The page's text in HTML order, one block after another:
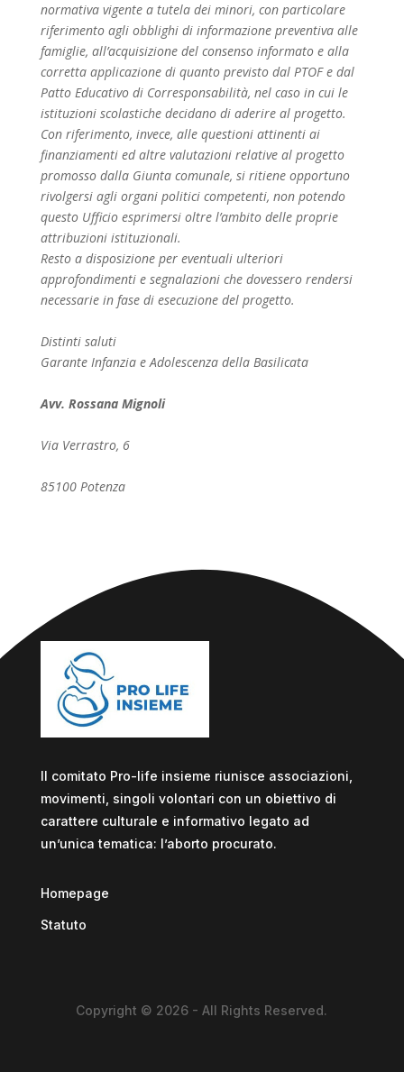
normativa vigente a tutela dei minori, con particolare
riferimento agli obblighi di informazione preventiva alle
famiglie, all’acquisizione del consenso informato e alla
corretta applicazione di quanto previsto dal PTOF e dal
Patto Educativo di Corresponsabilità, nel caso in cui le
istituzioni scolastiche decidano di aderire al progetto.
Con riferimento, invece, alle questioni attinenti ai
finanziamenti ed altre valutazioni relative al progetto
promosso dalla Giunta comunale, si ritiene opportuno
rivolgersi agli organi politici competenti, non potendo
questo Ufficio esprimersi oltre l’ambito delle proprie
attribuzioni istituzionali.
Resto a disposizione per eventuali ulteriori
approfondimenti e segnalazioni che dovessero rendersi
necessarie in fase di esecuzione del progetto.
Distinti saluti
Garante Infanzia e Adolescenza della Basilicata
Avv. Rossana Mignoli
Via Verrastro, 6
85100 Potenza
Il comitato Pro-life insieme riunisce associazioni,
movimenti, singoli volontari con un obiettivo di
carattere culturale e informativo legato ad
un’unica tematica: l’aborto procurato.
Homepage
Statuto
Copyright © 2026 - All Rights Reserved.